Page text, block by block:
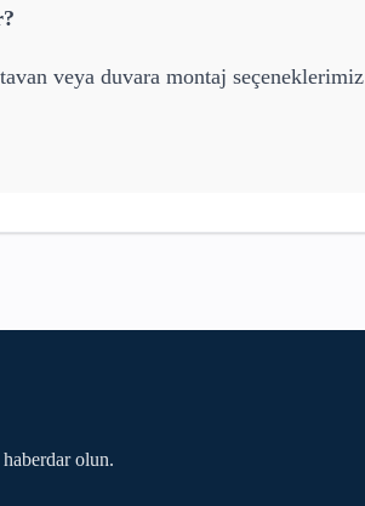
veya duvara montaj seçeneklerimiz
olun.